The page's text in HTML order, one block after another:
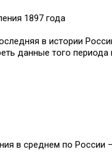
1897 года
в истории
данные того периода
в среднем по России